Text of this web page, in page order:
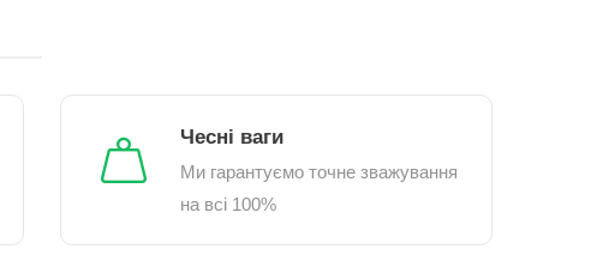
Чесні ваги
Ми гарантуємо точне зважування
на всі 100%